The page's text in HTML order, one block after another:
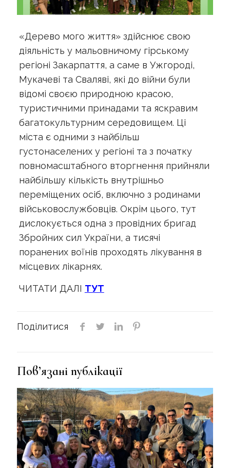
«Дерево мого життя» здійснює свою
діяльність у мальовничому гірському
регіоні Закарпаття, а саме в Ужгороді,
Мукачеві та Сваляві, які до війни були
відомі своєю природною красою,
туристичними принадами та яскравим
багатокультурним середовищем. Ці
міста є одними з найбільш
густонаселених у регіоні та з початку
повномасштабного вторгнення прийняли
найбільшу кількість внутрішньо
переміщених осіб, включно з родинами
військовослужбовців. Окрім цього, тут
дислокується одна з провідних бригад
Збройних сил України, а тисячі
поранених воїнів проходять лікування в
місцевих лікарнях.
ЧИТАТИ ДАЛІ ТУТ
Поділитися
Пов’язані публікації